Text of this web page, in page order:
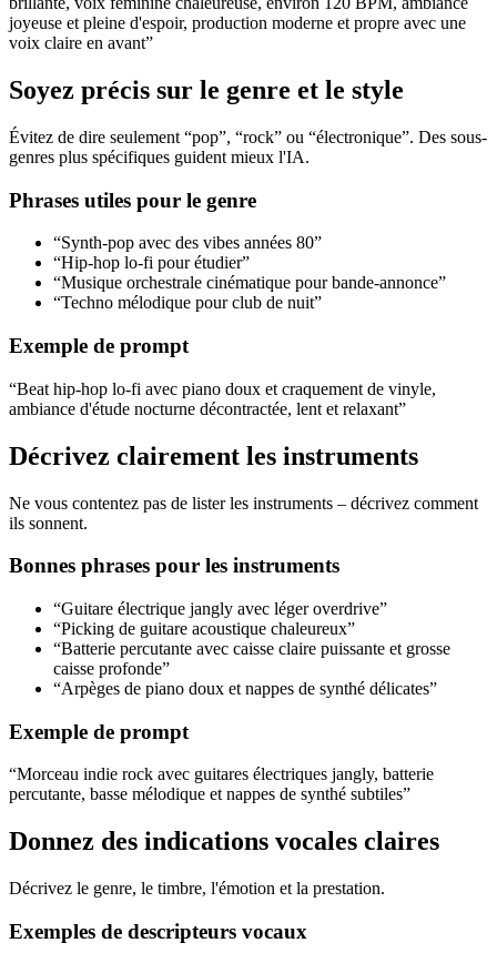
joyeuse et pleine d'espoir, production moderne et propre avec une
voix claire en avant”
Soyez précis sur le genre et le style
Évitez de dire seulement “pop”, “rock” ou “électronique”. Des sous-
genres plus spécifiques guident mieux l'IA.
Phrases utiles pour le genre
“Synth-pop avec des vibes années 80”
“Hip-hop lo-fi pour étudier”
“Musique orchestrale cinématique pour bande-annonce”
“Techno mélodique pour club de nuit”
Exemple de prompt
“Beat hip-hop lo-fi avec piano doux et craquement de vinyle,
ambiance d'étude nocturne décontractée, lent et relaxant”
Décrivez clairement les instruments
Ne vous contentez pas de lister les instruments – décrivez comment
ils sonnent.
Bonnes phrases pour les instruments
“Guitare électrique jangly avec léger overdrive”
“Picking de guitare acoustique chaleureux”
“Batterie percutante avec caisse claire puissante et grosse
caisse profonde”
“Arpèges de piano doux et nappes de synthé délicates”
Exemple de prompt
“Morceau indie rock avec guitares électriques jangly, batterie
percutante, basse mélodique et nappes de synthé subtiles”
Donnez des indications vocales claires
Décrivez le genre, le timbre, l'émotion et la prestation.
Exemples de descripteurs vocaux